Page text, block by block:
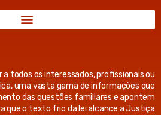
todos os interessados, profissionais ou
uma vasta gama de informações que
das questões familiares e apontem
que o texto frio da lei alcance a Justiça